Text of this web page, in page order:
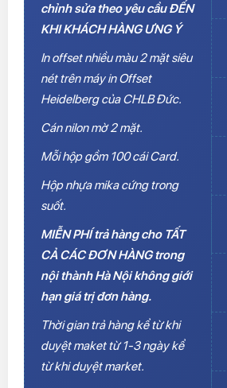
chỉnh sửa theo yêu cầu ĐẾN
KHI KHÁCH HÀNG ƯNG Ý
In offset nhiều màu 2 mặt siêu
nét trên máy in Offset
Heidelberg của CHLB Đức.
Cán nilon mờ 2 mặt.
Mỗi hộp gồm 100 cái Card.
Hộp nhựa mika cứng trong
suốt.
MIỄN PHÍ trả hàng cho TẤT
CẢ CÁC ĐƠN HÀNG trong
nội thành Hà Nội không giới
hạn giá trị đơn hàng.
Thời gian trả hàng kể từ khi
duyệt maket từ 1-3 ngày kể
từ khi duyệt market.